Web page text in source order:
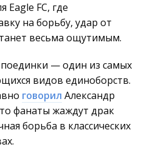
Eagle FC, где
на борьбу, удар от
весьма ощутимым.
поединки — один из самых
видов единоборств.
говорил Александр
фанаты жаждут драк
борьба в классических